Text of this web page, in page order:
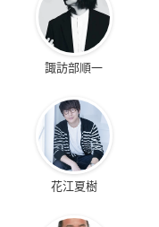
諏訪部順一
花江夏樹